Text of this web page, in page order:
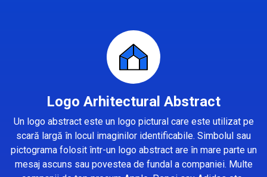
Logo Arhitectural Abstract
Un logo abstract este un logo pictural care este utilizat pe
scară largă în locul imaginilor identificabile. Simbolul sau
pictograma folosit într-un logo abstract are în mare parte un
mesaj ascuns sau povestea de fundal a companiei. Multe